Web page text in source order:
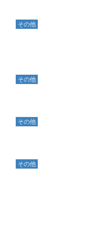
その他
その他
その他
その他